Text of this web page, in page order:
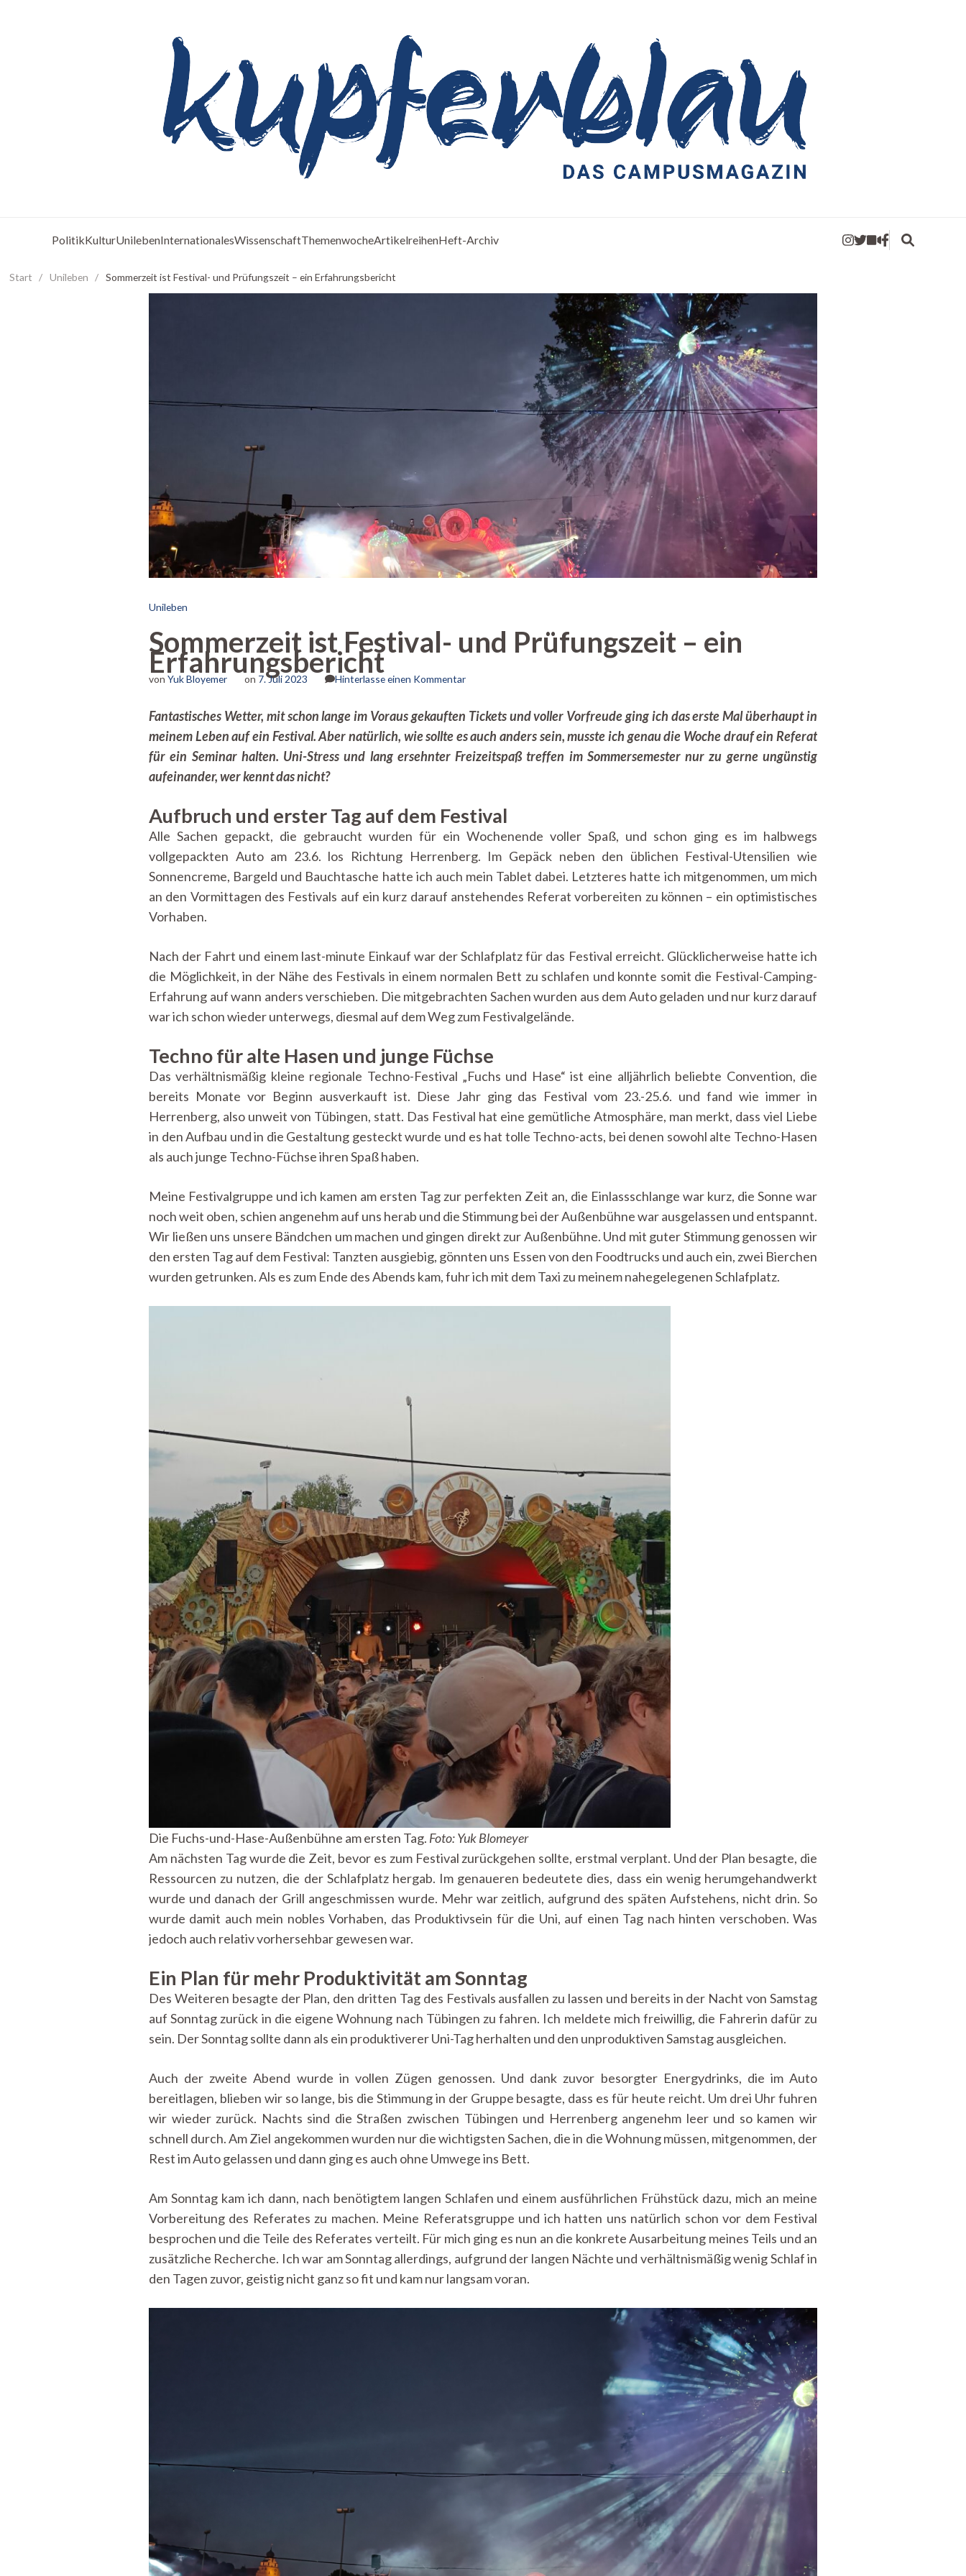
PolitikKulturUnilebenInternationalesWissenschaftThemenwocheArtikelreihenHeft-Archiv
Start / Unileben / Sommerzeit ist Festival- und Prüfungszeit – ein Erfahrungsbericht
Unileben
Sommerzeit ist Festival- und Prüfungszeit – ein
Erfahrungsbericht
von Yuk Bloyemer on 7. Juli 2023 Hinterlasse einen Kommentarzu
Festival-
und
Prüfungszeit
–
Fantastisches Wetter, mit schon lange im Voraus gekauften Tickets und voller Vorfreude ging ich das erste Mal überhaupt in
meinem Leben auf ein Festival. Aber natürlich, wie sollte es auch anders sein, musste ich genau die Woche drauf ein Referat
für ein Seminar halten. Uni-Stress und lang ersehnter Freizeitspaß treffen im Sommersemester nur zu gerne ungünstig
aufeinander, wer kennt das nicht?
Aufbruch und erster Tag auf dem Festival
Alle Sachen gepackt, die gebraucht wurden für ein Wochenende voller Spaß, und schon ging es im halbwegs
vollgepackten Auto am 23.6. los Richtung Herrenberg. Im Gepäck neben den üblichen Festival-Utensilien wie
Sonnencreme, Bargeld und Bauchtasche hatte ich auch mein Tablet dabei. Letzteres hatte ich mitgenommen, um mich
an den Vormittagen des Festivals auf ein kurz darauf anstehendes Referat vorbereiten zu können – ein optimistisches
Vorhaben.
Nach der Fahrt und einem last-minute Einkauf war der Schlafplatz für das Festival erreicht. Glücklicherweise hatte ich
die Möglichkeit, in der Nähe des Festivals in einem normalen Bett zu schlafen und konnte somit die Festival-Camping-
Erfahrung auf wann anders verschieben. Die mitgebrachten Sachen wurden aus dem Auto geladen und nur kurz darauf
war ich schon wieder unterwegs, diesmal auf dem Weg zum Festivalgelände.
Techno für alte Hasen und junge Füchse
Das verhältnismäßig kleine regionale Techno-Festival „Fuchs und Hase“ ist eine alljährlich beliebte Convention, die
bereits Monate vor Beginn ausverkauft ist. Diese Jahr ging das Festival vom 23.-25.6. und fand wie immer in
Herrenberg, also unweit von Tübingen, statt. Das Festival hat eine gemütliche Atmosphäre, man merkt, dass viel Liebe
in den Aufbau und in die Gestaltung gesteckt wurde und es hat tolle Techno-acts, bei denen sowohl alte Techno-Hasen
als auch junge Techno-Füchse ihren Spaß haben.
Meine Festivalgruppe und ich kamen am ersten Tag zur perfekten Zeit an, die Einlassschlange war kurz, die Sonne war
noch weit oben, schien angenehm auf uns herab und die Stimmung bei der Außenbühne war ausgelassen und entspannt.
Wir ließen uns unsere Bändchen um machen und gingen direkt zur Außenbühne. Und mit guter Stimmung genossen wir
den ersten Tag auf dem Festival: Tanzten ausgiebig, gönnten uns Essen von den Foodtrucks und auch ein, zwei Bierchen
wurden getrunken. Als es zum Ende des Abends kam, fuhr ich mit dem Taxi zu meinem nahegelegenen Schlafplatz.
Die Fuchs-und-Hase-Außenbühne am ersten Tag. Foto: Yuk Blomeyer
Am nächsten Tag wurde die Zeit, bevor es zum Festival zurückgehen sollte, erstmal verplant. Und der Plan besagte, die
Ressourcen zu nutzen, die der Schlafplatz hergab. Im genaueren bedeutete dies, dass ein wenig herumgehandwerkt
wurde und danach der Grill angeschmissen wurde. Mehr war zeitlich, aufgrund des späten Aufstehens, nicht drin. So
wurde damit auch mein nobles Vorhaben, das Produktivsein für die Uni, auf einen Tag nach hinten verschoben. Was
jedoch auch relativ vorhersehbar gewesen war.
Ein Plan für mehr Produktivität am Sonntag
Des Weiteren besagte der Plan, den dritten Tag des Festivals ausfallen zu lassen und bereits in der Nacht von Samstag
auf Sonntag zurück in die eigene Wohnung nach Tübingen zu fahren. Ich meldete mich freiwillig, die Fahrerin dafür zu
sein. Der Sonntag sollte dann als ein produktiverer Uni-Tag herhalten und den unproduktiven Samstag ausgleichen.
Auch der zweite Abend wurde in vollen Zügen genossen. Und dank zuvor besorgter Energydrinks, die im Auto
bereitlagen, blieben wir so lange, bis die Stimmung in der Gruppe besagte, dass es für heute reicht. Um drei Uhr fuhren
wir wieder zurück. Nachts sind die Straßen zwischen Tübingen und Herrenberg angenehm leer und so kamen wir
schnell durch. Am Ziel angekommen wurden nur die wichtigsten Sachen, die in die Wohnung müssen, mitgenommen, der
Rest im Auto gelassen und dann ging es auch ohne Umwege ins Bett.
Am Sonntag kam ich dann, nach benötigtem langen Schlafen und einem ausführlichen Frühstück dazu, mich an meine
Vorbereitung des Referates zu machen. Meine Referatsgruppe und ich hatten uns natürlich schon vor dem Festival
besprochen und die Teile des Referates verteilt. Für mich ging es nun an die konkrete Ausarbeitung meines Teils und an
zusätzliche Recherche. Ich war am Sonntag allerdings, aufgrund der langen Nächte und verhältnismäßig wenig Schlaf in
den Tagen zuvor, geistig nicht ganz so fit und kam nur langsam voran.